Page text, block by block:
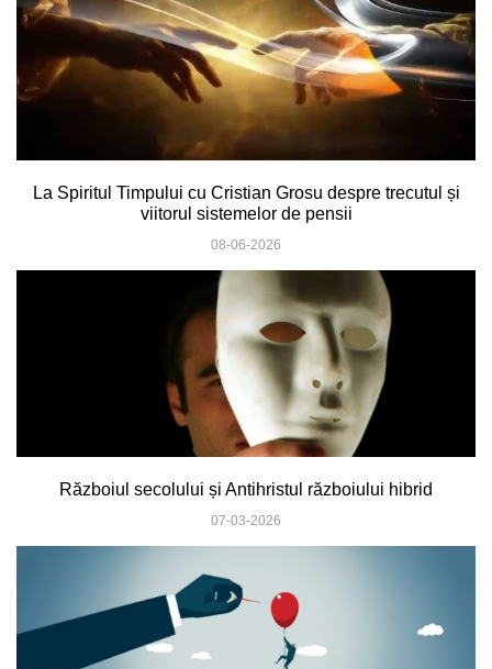
La Spiritul Timpului cu Cristian Grosu despre trecutul și
viitorul sistemelor de pensii
08-06-2026
Războiul secolului și Antihristul războiului hibrid
07-03-2026